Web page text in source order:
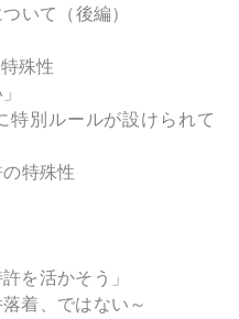
いて（後編）
殊性
特別ルールが設けられて
特殊性
を活かそう」
着、ではない～